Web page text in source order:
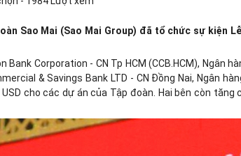
Sao Mai (Sao Mai Group) đã tổ chức sự
Corporation - CN Tp HCM (CCB.HCM), Ngân
& Savings Bank LTD - CN Đồng Nai, Ngân
cho các dự án của Tập đoàn. Hai bên còn